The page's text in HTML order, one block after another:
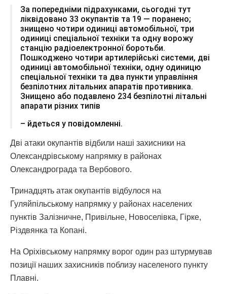
За попередніми підрахунками, сьогодні тут
ліквідовано 33 окупантів та 19 — поранено;
знищено чотири одиниці автомобільної, три
одиниці спеціальної техніки та одну ворожу
станцію радіоелектронної боротьби.
Пошкоджено чотири артилерійські системи, дві
одиниці автомобільної техніки, одну одиницю
спеціальної техніки та два пункти управління
безпілотних літальних апаратів противника.
Знищено або подавлено 234 безпілотні літальні
апарати різних типів
– йдеться у повідомленні.
Дві атаки окупантів відбили наші захисники на
Олександрівському напрямку в районах
Олександрограда та Вербового.
Тринадцять атак окупантів відбулося на
Гуляйпільському напрямку у районах населених
пунктів Залізничне, Привільне, Новоселівка, Гірке,
Різдвянка та Копані.
На Оріхівському напрямку ворог один раз штурмував
позиції наших захисників поблизу населеного пункту
Плавні.